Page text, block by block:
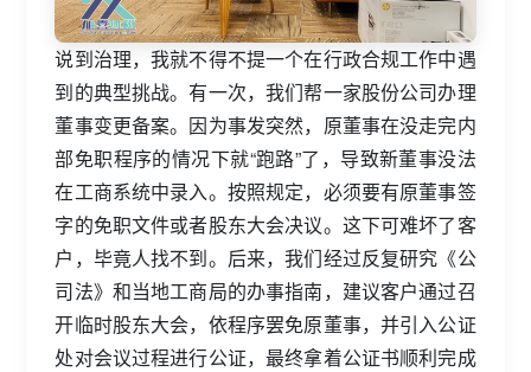
说到治理，我就不得不提一个在行政合规工作中遇
到的典型挑战。有一次，我们帮一家股份公司办理
董事变更备案。因为事发突然，原董事在没走完内
部免职程序的情况下就“跑路”了，导致新董事没法
在工商系统中录入。按照规定，必须要有原董事签
字的免职文件或者股东大会决议。这下可难坏了客
户，毕竟人找不到。后来，我们经过反复研究《公
司法》和当地工商局的办事指南，建议客户通过召
开临时股东大会，依程序罢免原董事，并引入公证
处对会议过程进行公证，最终拿着公证书顺利完成